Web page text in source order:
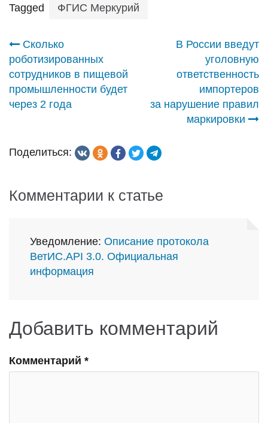
Tagged ФГИС Меркурий
Навигация
по
записям
Сколько
роботизированных
сотрудников в пищевой
промышленности будет
через 2 года
В России введут
уголовную
ответственность
импортеров
за нарушение правил
маркировки
Поделиться:
Комментарии к статье
Уведомление: Описание протокола
ВетИС.API 3.0. Официальная
информация
Добавить комментарий
Комментарий *